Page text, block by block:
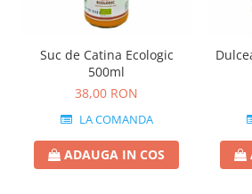
Suc de Catina Ecologic
500ml
38,00 RON
LA COMANDA
ADAUGA IN COS